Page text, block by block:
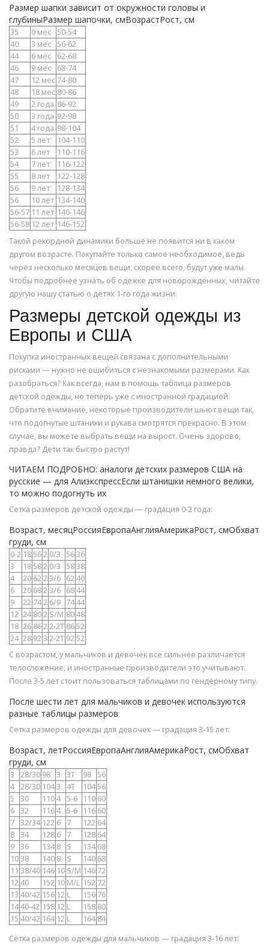
Размер шапки зависит от окружности головы и
глубиныРазмер шапочки, смВозрастРост, см
35 0 мес 50-54
40
3 мес 56-62
44
6 мес
62-68
46
9 мес
68-74
47
12 мес 74-80
48
18 мес 80-86
49
2 года 86-92
50
3 года 92-98
51
4 года 98-104
52
5 лет
104-110
53
6 лет
110-116
54
7 лет
116-122
55
8 лет
122-128
56
9 лет
128-134
56
10 лет 134-140
56-57 11 лет 140-146
56-58 12 лет 146-152
Такой рекордной динамики больше не появится ни в каком
другом возрасте. Покупайте только самое необходимое, ведь
через несколько месяцев вещи, скорее всего, будут уже малы.
Чтобы подробнее узнать об одежке для новорожденных, читайте
другую нашу статью о детях 1-го года жизни.
Размеры детской одежды из
Европы и США
Покупка иностранных вещей связана с дополнительными
рисками — нужно не ошибиться с незнакомыми размерами. Как
разобраться? Как всегда, нам в помощь таблица размеров
детской одежды, но теперь уже с иностранной градацией.
Обратите внимание, некоторые производители шьют вещи так,
что подогнутые штаники и рукава смотрятся прекрасно. В этом
случае, вы можете выбрать вещи на вырост. Очень здорово,
правда? Дети так быстро растут!
ЧИТАЕМ ПОДРОБНО: аналоги детских размеров США на
русские — для АлиэкспрессЕсли штанишки немного велики,
то можно подогнуть их
Сетка размеров детской одежды — градация 0-2 года:
Возраст, месяцРоссияЕвропаАнглияАмерикаРост, смОбхват
груди, см
0-2 18562 0/3 5636
3
18582 0/3 5838
4
20 6223/6 6240
6
20 6823/6 6844
9
22 742 6/9 7444
12 24 802 S/M 8048
18 26 8622-2Т 8652
24 28 923 2-2Т 9252
С возрастом, у мальчиков и девочек все сильнее различается
телосложение, и иностранные производители это учитывают.
После 3-5 лет стоит пользоваться таблицами по гендерному типу.
После шести лет для мальчиков и девочек используются
разные таблицы размеров
Сетка размеров одежды для девочек — градация 3-15 лет:
Возраст, летРоссияЕвропаАнглияАмерикаРост, смОбхват
груди, см
3 28/30 98 3 3Т 98 56
4 28/30 1043 4Т 10456
5
30 1104 5-6 110 60
6 32 1164 5-6 116 60
7 32/34 122 6 7 122 64
8 34 128 6 7 128 64
9 36 134 8 S 134 68
1038 140 8 S 140 68
11 38/40 146 10 S/M 146 72
1240 152 10 M/L 152 72
13 40/42 156 12 L 156 76
1440-42 158 12 L 158 80
15 40/42 164 12 L 164 84
Сетка размеров одежды для мальчиков — градация 3-16 лет: